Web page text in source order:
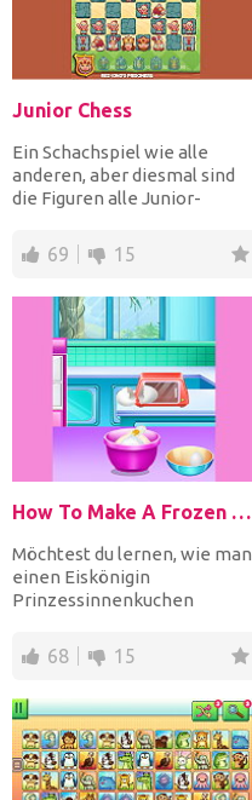
Junior Chess
Ein Schachspiel wie alle
anderen, aber diesmal sind
die Figuren alle Junior-
69 15
How To Make A Frozen Princess Cake
Möchtest du lernen, wie man
einen Eiskönigin
Prinzessinnenkuchen
keine Zeit m...
68 15